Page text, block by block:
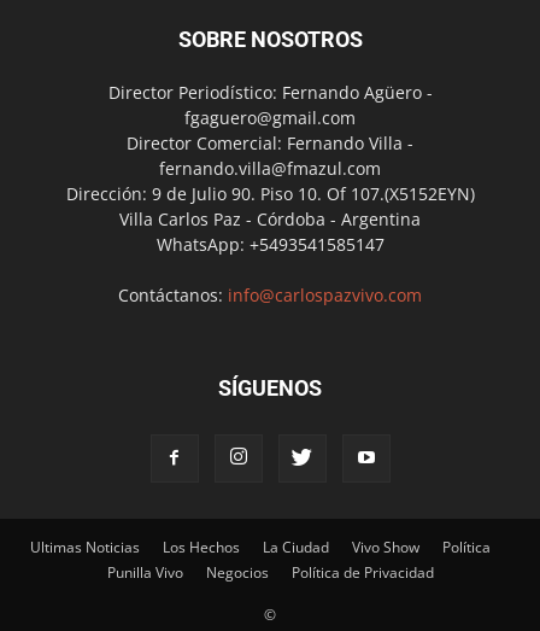
SOBRE NOSOTROS
Director Periodístico: Fernando Agüero -
fgaguero@gmail.com
Director Comercial: Fernando Villa -
fernando.villa@fmazul.com
Dirección: 9 de Julio 90. Piso 10. Of 107.(X5152EYN)
Villa Carlos Paz - Córdoba - Argentina
WhatsApp: +5493541585147
Contáctanos: info@carlospazvivo.com
SÍGUENOS
Ultimas Noticias Los Hechos La Ciudad Vivo Show
Política
Punilla Vivo
Negocios Política de Privacidad
©